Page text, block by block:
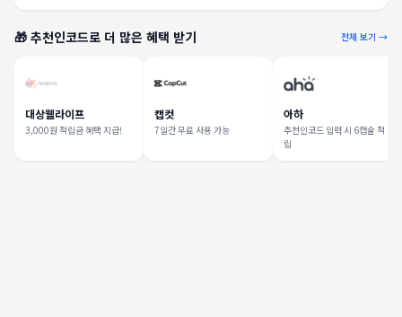
🎁 추천인코드로 더 많은 혜택 받기 전체 보기 →
대상웰라이프
3,000원 적립금 혜택 지급!
캡컷
7일간 무료 사용 가능
아하
추천인코드 입력 시 6캡슐 적
립